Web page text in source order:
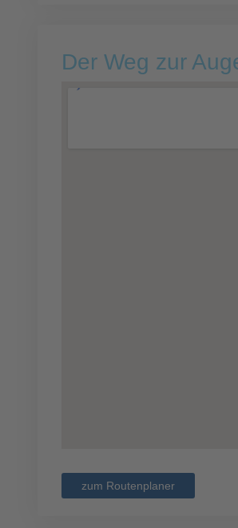
Der Weg zur
zum Routenplaner